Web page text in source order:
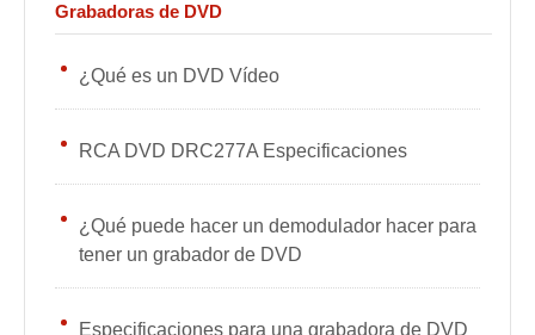
Grabadoras de DVD
¿Qué es un DVD Vídeo
RCA DVD DRC277A Especificaciones
¿Qué puede hacer un demodulador hacer para
tener un grabador de DVD
Especificaciones para una grabadora de DVD